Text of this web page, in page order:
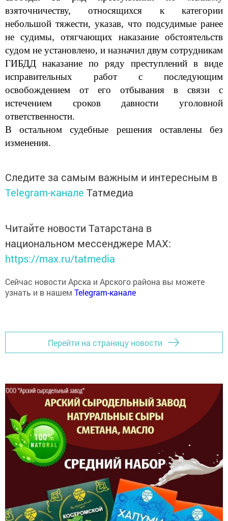
взяточничеству, относящихся к категории
небольшой тяжести, указав, что подсудимые ранее
не судимы, отягчающих наказание обстоятельств
судом не установлено, и назначил двум сотрудникам
ГИБДД наказание по ряду преступлений в виде
исправительных работ с последующим
освобождением от его отбывания в связи с
истечением сроков давности уголовной
ответственности.
В остальном судебные решения оставлены без
изменения.
Следите за самым важным и интересным в
Telegram-канале Татмедиа
Читайте новости Татарстана в
национальном мессенджере MАХ:
https://max.ru/tatmedia
Сейчас новости Арска и Арского района вы можете
узнать и в нашемTelegram-канале
Перейти на страницу новости